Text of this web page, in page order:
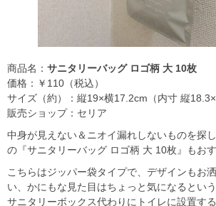
商品名： サニタリーバッグ ロゴ柄 大 10枚
価格：￥110（税込）
サイズ（約）：縦19×横17.2cm（内寸 縦18.3×
販売ショップ：セリア
中身が見えない＆ニオイ漏れしないものを探
の『サニタリーバッグ ロゴ柄 大 10枚』もおす
こちらはジッパー袋タイプで、デザインもお
い、かにもな見た目はちょっと気になるとい
サニタリーボックス代わりにトイレに設置す